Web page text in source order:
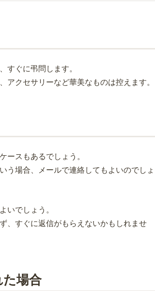
すぐに弔問します。
アクセサリーなど華美なものは控えます。
ースもあるでしょう。
う場合、メールで連絡してもよいのでしょ
いでしょう。
、すぐに返信がもらえないかもしれませ
場合